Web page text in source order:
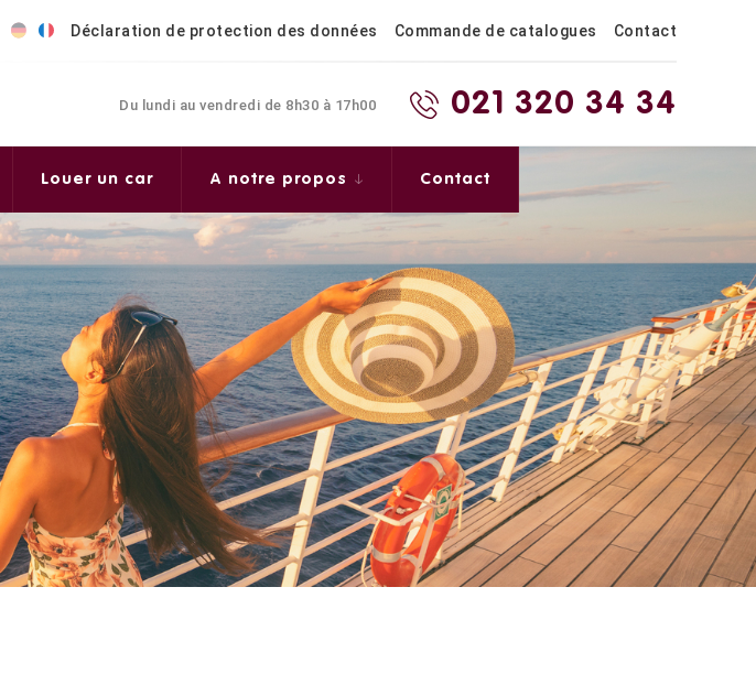
Déclaration de protection des données Commande de catalogues Contact
Du lundi au vendredi de 8h30 à 17h00 021 320 34 34
Louer un car A notre propos Contact